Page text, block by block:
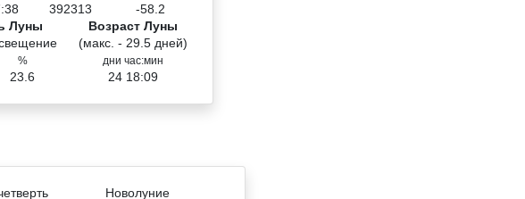
392313
-58.2
Луны
%
23.6
Возраст Луны
(макс. - 29.5 дней)
дни час:мин
24 18:09
Новолуние